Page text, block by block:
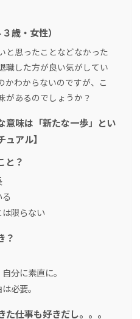
歳・女性）
と思ったことなどなかった
職した方が良い気がしてい
かわからないのですが、こ
があるのでしょうか？
意味は「新たな一歩」とい
アル】
と？
限らない
？
分に素直に。
必要。
仕事も好きだし。。。